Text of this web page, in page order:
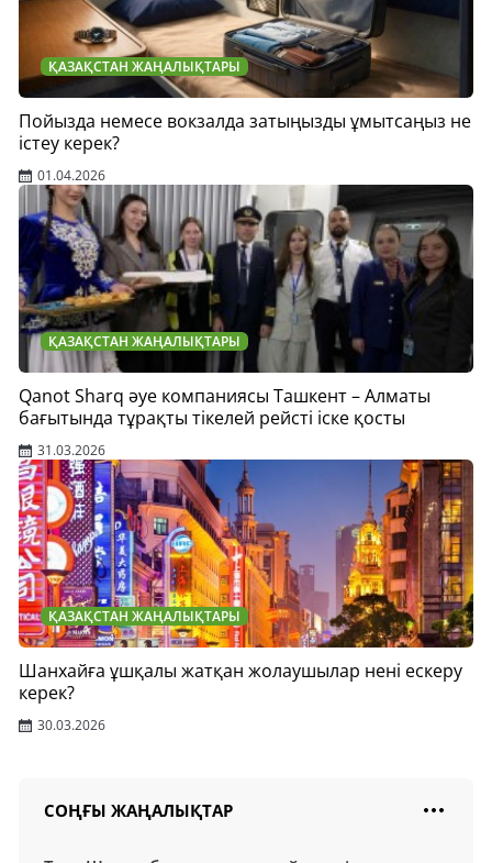
ҚАЗАҚСТАН ЖАҢАЛЫҚТАРЫ
Пойызда немесе вокзалда затыңызды ұмытсаңыз не
істеу керек?
01.04.2026
ҚАЗАҚСТАН ЖАҢАЛЫҚТАРЫ
Qanot Sharq әуе компаниясы Ташкент – Алматы
бағытында тұрақты тікелей рейсті іске қосты
31.03.2026
ҚАЗАҚСТАН ЖАҢАЛЫҚТАРЫ
Шанхайға ұшқалы жатқан жолаушылар нені ескеру
керек?
30.03.2026
СОҢҒЫ ЖАҢАЛЫҚТАР